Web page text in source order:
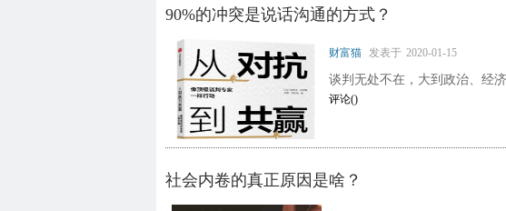
90%的冲突是说话沟通的方式？
财富猫 发表于 2020-01-15
谈判无处不在，大到政治、经济
评论()
社会内卷的真正原因是啥？